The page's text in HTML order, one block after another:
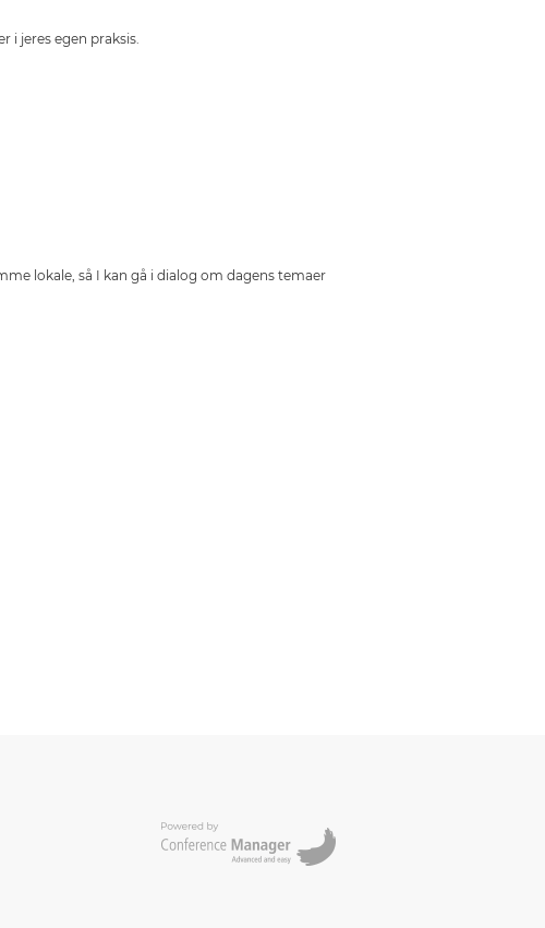
i jeres egen praksis.
lokale, så I kan gå i dialog om dagens temaer